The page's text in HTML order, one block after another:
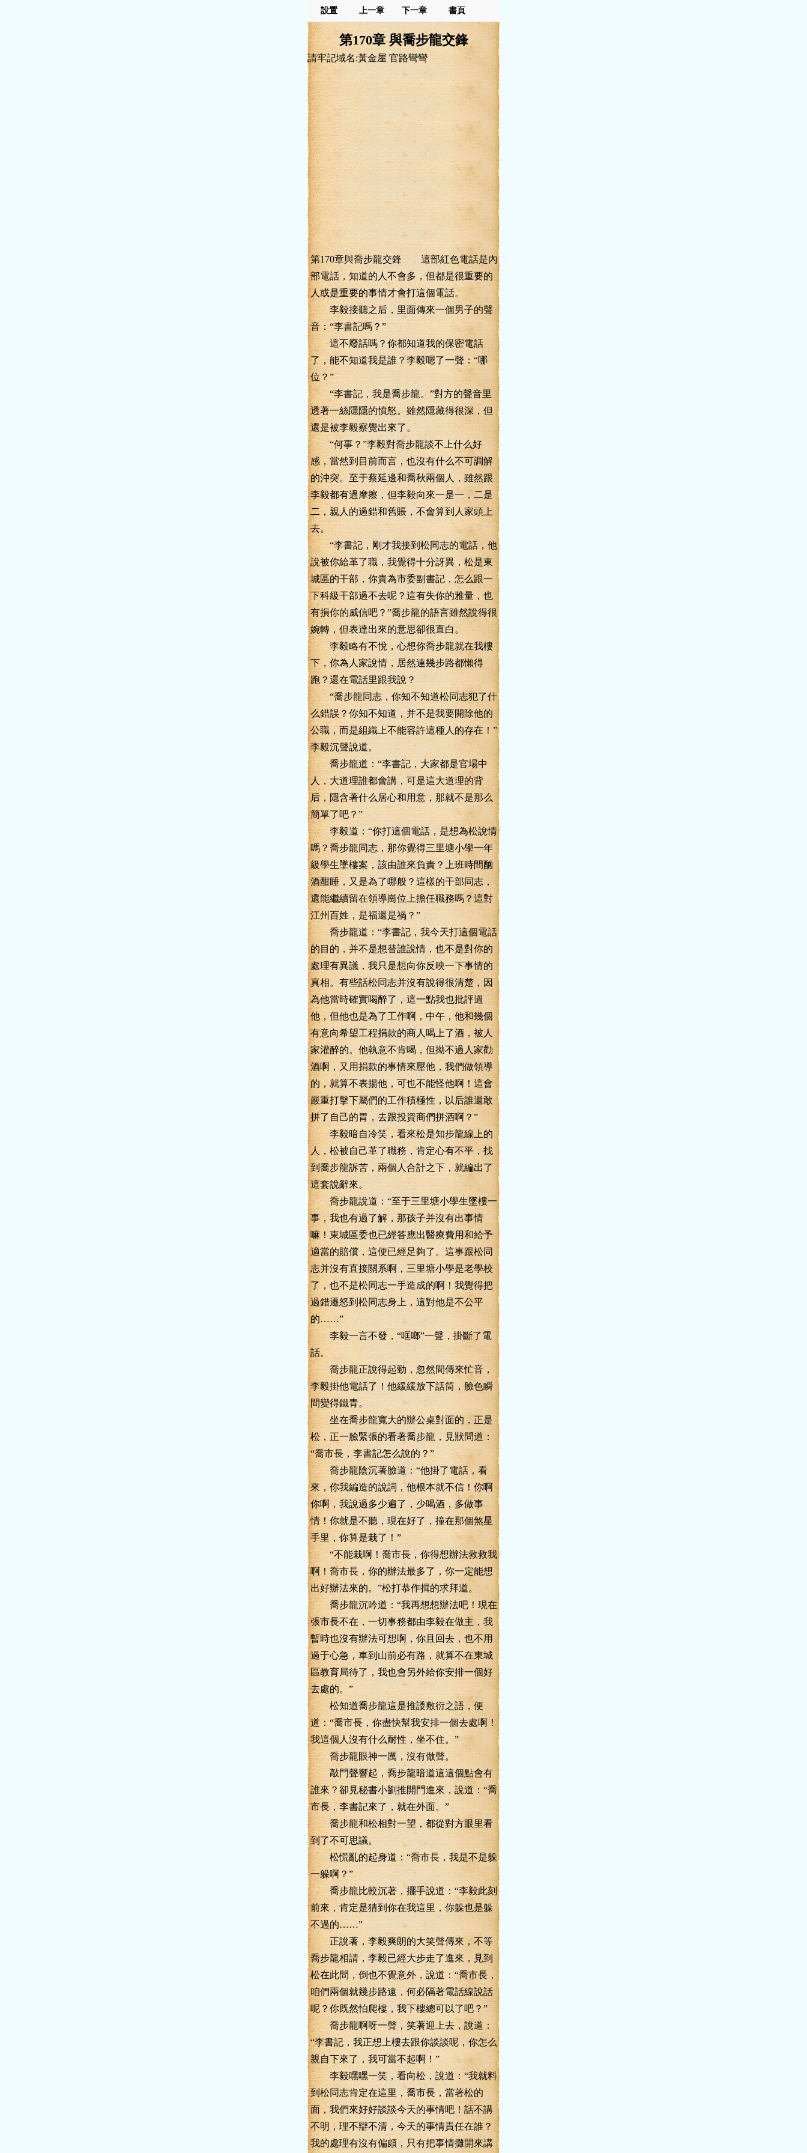
設置 上一章 下一章 書頁
第170章 與喬步龍交鋒
請牢記域名:黃金屋 官路彎彎
第170章與喬步龍交鋒 這部紅色電話是內
部電話，知道的人不會多，但都是很重要的
人或是重要的事情才會打這個電話。
李毅接聽之后，里面傳來一個男子的聲
音：“李書記嗎？”
這不廢話嗎？你都知道我的保密電話
了，能不知道我是誰？李毅嗯了一聲：“哪
位？”
“李書記，我是喬步龍。”對方的聲音里
透著一絲隱隱的憤怒。雖然隱藏得很深，但
還是被李毅察覺出來了。
“何事？”李毅對喬步龍談不上什么好
感，當然到目前而言，也沒有什么不可調解
的沖突。至于蔡延邊和喬秋兩個人，雖然跟
李毅都有過摩擦，但李毅向來一是一，二是
二，親人的過錯和舊賬，不會算到人家頭上
去。
“李書記，剛才我接到松同志的電話，他
說被你給革了職，我覺得十分訝異，松是東
城區的干部，你貴為市委副書記，怎么跟一
下科級干部過不去呢？這有失你的雅量，也
有損你的威信吧？”喬步龍的語言雖然說得很
婉轉，但表達出來的意思卻很直白。
李毅略有不悅，心想你喬步龍就在我樓
下，你為人家說情，居然連幾步路都懶得
跑？還在電話里跟我說？
“喬步龍同志，你知不知道松同志犯了什
么錯誤？你知不知道，并不是我要開除他的
公職，而是組織上不能容許這種人的存在！”
李毅沉聲說道。
喬步龍道：“李書記，大家都是官場中
人，大道理誰都會講，可是這大道理的背
后，隱含著什么居心和用意，那就不是那么
簡單了吧？”
李毅道：“你打這個電話，是想為松說情
嗎？喬步龍同志，那你覺得三里塘小學一年
級學生墜樓案，該由誰來負責？上班時間酗
酒酣睡，又是為了哪般？這樣的干部同志，
還能繼續留在領導崗位上擔任職務嗎？這對
江州百姓，是福還是禍？”
喬步龍道：“李書記，我今天打這個電話
的目的，并不是想替誰說情，也不是對你的
處理有異議，我只是想向你反映一下事情的
真相。有些話松同志并沒有說得很清楚，因
為他當時確實喝醉了，這一點我也批評過
他，但他也是為了工作啊，中午，他和幾個
有意向希望工程捐款的商人喝上了酒，被人
家灌醉的。他執意不肯喝，但拗不過人家勸
酒啊，又用捐款的事情來壓他，我們做領導
的，就算不表揚他，可也不能怪他啊！這會
嚴重打擊下屬們的工作積極性，以后誰還敢
拼了自己的胃，去跟投資商們拼酒啊？”
李毅暗自冷笑，看來松是知步龍線上的
人，松被自己革了職務，肯定心有不平，找
到喬步龍訴苦，兩個人合計之下，就編出了
這套說辭來。
喬步龍說道：“至于三里塘小學生墜樓一
事，我也有過了解，那孩子并沒有出事情
嘛！東城區委也已經答應出醫療費用和給予
適當的賠償，這便已經足夠了。這事跟松同
志并沒有直接關系啊，三里塘小學是老學校
了，也不是松同志一手造成的啊！我覺得把
過錯遷怒到松同志身上，這對他是不公平
的……”
李毅一言不發，“哐啷”一聲，掛斷了電
話。
喬步龍正說得起勁，忽然間傳來忙音，
李毅掛他電話了！他緩緩放下話筒，臉色瞬
間變得鐵青。
坐在喬步龍寬大的辦公桌對面的，正是
松，正一臉緊張的看著喬步龍，見狀問道：
“喬市長，李書記怎么說的？”
喬步龍陰沉著臉道：“他掛了電話，看
來，你我編造的說詞，他根本就不信！你啊
你啊，我說過多少遍了，少喝酒，多做事
情！你就是不聽，現在好了，撞在那個煞星
手里，你算是栽了！”
“不能栽啊！喬市長，你得想辦法救救我
啊！喬市長，你的辦法最多了，你一定能想
出好辦法來的。”松打恭作揖的求拜道。
喬步龍沉吟道：“我再想想辦法吧！現在
張市長不在，一切事務都由李毅在做主，我
暫時也沒有辦法可想啊，你且回去，也不用
過于心急，車到山前必有路，就算不在東城
區教育局待了，我也會另外給你安排一個好
去處的。”
松知道喬步龍這是推諉敷衍之語，便
道：“喬市長，你盡快幫我安排一個去處啊！
我這個人沒有什么耐性，坐不住。”
喬步龍眼神一厲，沒有做聲。
敲門聲響起，喬步龍暗道這這個點會有
誰來？卻見秘書小劉推開門進來，說道：“喬
市長，李書記來了，就在外面。”
喬步龍和松相對一望，都從對方眼里看
到了不可思議。
松慌亂的起身道：“喬市長，我是不是躲
一躲啊？”
喬步龍比較沉著，擺手說道：“李毅此刻
前來，肯定是猜到你在我這里，你躲也是躲
不過的……”
正說著，李毅爽朗的大笑聲傳來，不等
喬步龍相請，李毅已經大步走了進來，見到
松在此間，倒也不覺意外，說道：“喬市長，
咱們兩個就幾步路遠，何必隔著電話線說話
呢？你既然怕爬樓，我下樓總可以了吧？”
喬步龍啊呀一聲，笑著迎上去，說道：
“李書記，我正想上樓去跟你談談呢，你怎么
親自下來了，我可當不起啊！”
李毅嘿嘿一笑，看向松，說道：“我就料
到松同志肯定在這里，喬市長，當著松的
面，我們來好好談談今天的事情吧！話不講
不明，理不辯不清，今天的事情責任在誰？
我的處理有沒有偏頗，只有把事情攤開來講